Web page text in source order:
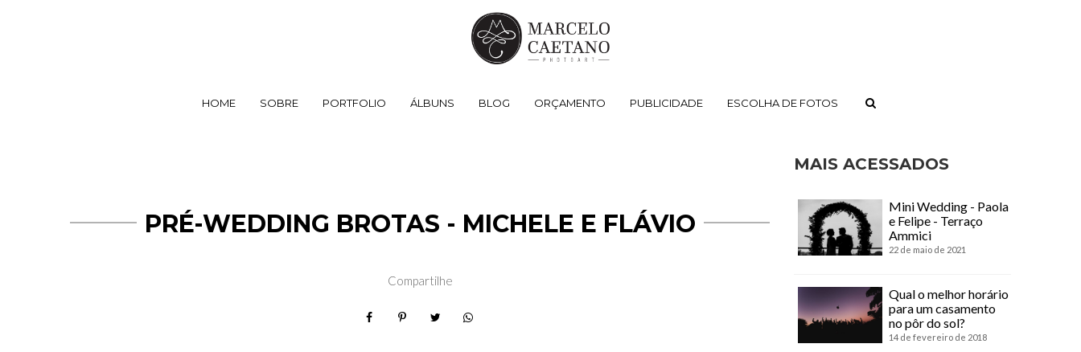
HOME SOBRE PORTFOLIO ÁLBUNS BLOG ORÇAMENTO PUBLICIDADE ESCOLHA DE FOTOS
PRÉ-WEDDING BROTAS - MICHELE E FLÁVIO
Compartilhe
MAIS ACESSADOS
Mini Wedding - Paola
e Felipe - Terraço
Ammici
22 de maio de 2021
Qual o melhor horário
para um casamento
no pôr do sol?
14 de fevereiro de 2018